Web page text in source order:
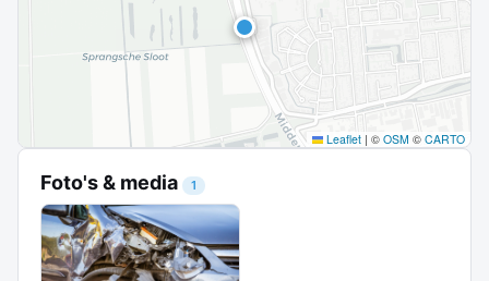
Leaflet | © OSM © CARTO
Foto's & media 1